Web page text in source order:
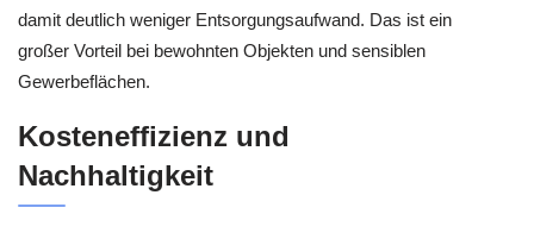
damit deutlich weniger Entsorgungsaufwand. Das ist ein
großer Vorteil bei bewohnten Objekten und sensiblen
Gewerbeflächen.
Kosteneffizienz und
Nachhaltigkeit